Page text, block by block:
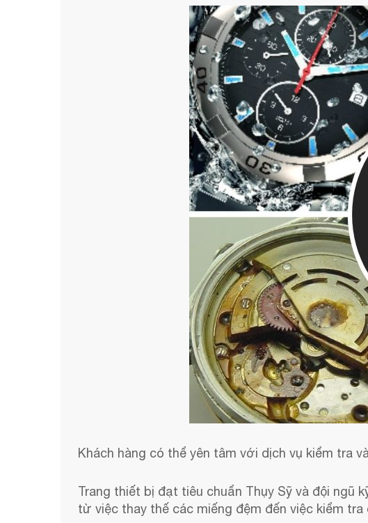
Khách hàng có thể yên tâm với dịch vụ kiểm
Trang thiết bị đạt tiêu chuẩn Thụy Sỹ và đội
từ việc thay thế các miếng đệm đến việc kiểm